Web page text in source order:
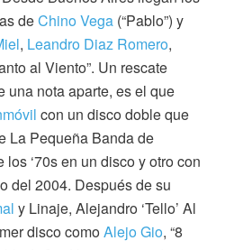
deChino Vega(“Pablo”) y
, Leandro Diaz Romero,
al Viento”. Un rescate
una nota aparte, es el que
con un disco doble que
La Pequeña Banda de
‘70s en un disco y otro con
del 2004. Después de su
y Linaje, Alejandro ‘Tello’ Al
disco comoAlejo Gio, “8